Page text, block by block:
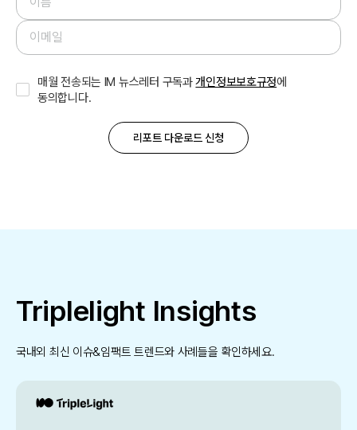
매월 전송되는 IM 뉴스레터 구독과개인정보보호규정에
동의합니다.
Triplelight Insights
국내외 최신 이슈&임팩트 트렌드와 사례들을 확인하세요.